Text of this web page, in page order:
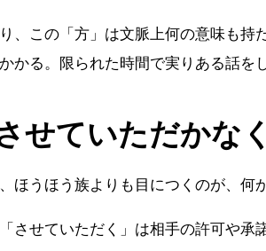
、この「方」は文脈上何の意味も持
かる。限られた時間で実りある話を
せていただかな
ほうほう族よりも目につくのが、何
させていただく」は相手の許可や承